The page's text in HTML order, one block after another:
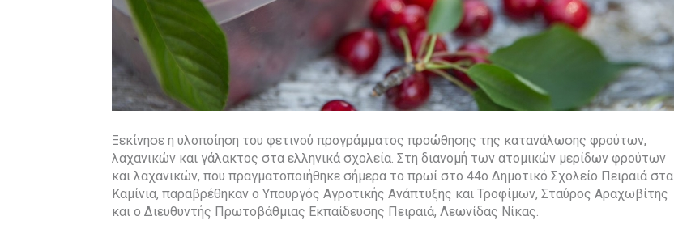
Ξεκίνησε η υλοποίηση του φετινού προγράμματος προώθησης της κατανάλωσης φρούτων,
λαχανικών και γάλακτος στα ελληνικά σχολεία. Στη διανομή των ατομικών μερίδων φρούτων
και λαχανικών, που πραγματοποιήθηκε σήμερα το πρωί στο 44ο Δημοτικό Σχολείο Πειραιά στα
Καμίνια, παραβρέθηκαν ο Υπουργός Αγροτικής Ανάπτυξης και Τροφίμων, Σταύρος Αραχωβίτης
και ο Διευθυντής Πρωτοβάθμιας Εκπαίδευσης Πειραιά, Λεωνίδας Νίκας.